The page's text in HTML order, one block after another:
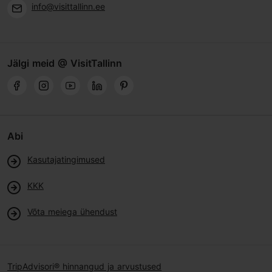
info@visittallinn.ee
Jälgi meid @ VisitTallinn
Abi
Kasutajatingimused
KKK
Võta meiega ühendust
TripAdvisori® hinnangud ja arvustused